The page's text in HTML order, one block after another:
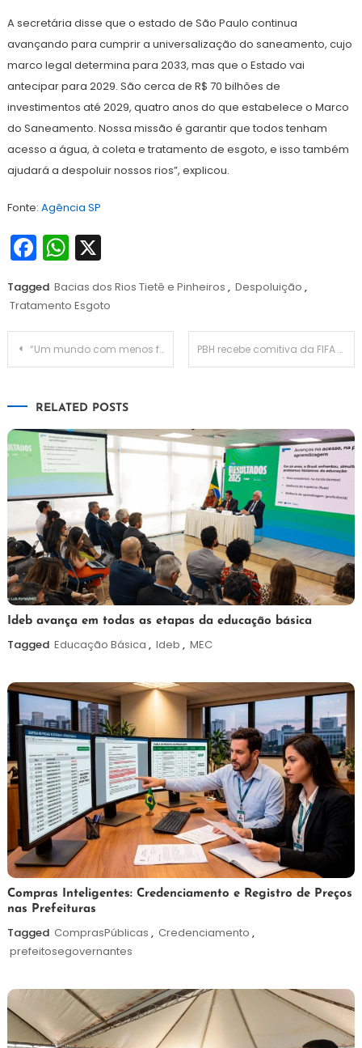
A secretária disse que o estado de São Paulo continua
avançando para cumprir a universalização do saneamento, cujo
marco legal determina para 2033, mas que o Estado vai
antecipar para 2029. São cerca de R$ 70 bilhões de
investimentos até 2029, quatro anos do que estabelece o Marco
do Saneamento. Nossa missão é garantir que todos tenham
acesso a água, à coleta e tratamento de esgoto, e isso também
ajudará a despoluir nossos rios”, explicou.
Fonte: Agência SP
Facebook
WhatsApp
X
Tagged Bacias dos Rios Tietê e Pinheiros , Despoluição ,
Tratamento Esgoto
Navegação
“Um mundo com menos fome e pobreza será mais estável e próspero para todos”, afirma Dias em conferência da OCDE PBH recebe comitiva da FIFA e Ministério dos Esportes como preparação para a Copa Feminina de Futebol
RELATED POSTS
6
de
2026
Maurilio
Ideb avança em todas as etapas da educação básica
Tagged Educação Básica , Ideb , MEC
6
de
agosto
de
Redação
Compras Inteligentes: Credenciamento e Registro de Preços
nas Prefeituras
Tagged ComprasPúblicas , Credenciamento ,
prefeitosegovernantes